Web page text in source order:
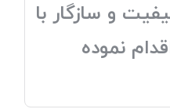
و سازگار با
نموده